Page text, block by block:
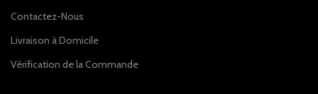
Contactez-Nous
Livraison à Domicile
Vérification de la Commande